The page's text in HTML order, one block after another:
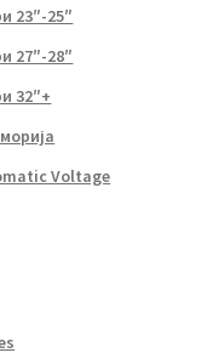
23″-25″
27″-28″
32″+
Voltage